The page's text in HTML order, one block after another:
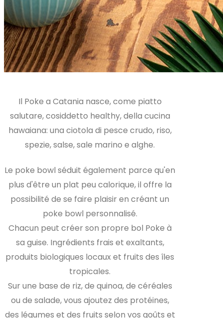
Il Poke a Catania nasce, come piatto
salutare, cosiddetto healthy, della cucina
hawaiana: una ciotola di pesce crudo, riso,
spezie, salse, sale marino e alghe.
Le poke bowl séduit également parce qu'en
plus d'être un plat peu calorique, il offre la
possibilité de se faire plaisir en créant un
poke bowl personnalisé.
Chacun peut créer son propre bol Poke à
sa guise. Ingrédients frais et exaltants,
produits biologiques locaux et fruits des îles
tropicales.
Sur une base de riz, de quinoa, de céréales
ou de salade, vous ajoutez des protéines,
des légumes et des fruits selon vos goûts et